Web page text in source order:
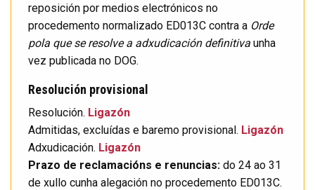
reposición por medios electrónicos no
procedemento normalizado ED013C contra a Orde
pola que se resolve a adxudicación definitiva unha
vez publicada no DOG.
Resolución provisional
Resolución. Ligazón
Admitidas, excluídas e baremo provisional. Ligazón
Adxudicación. Ligazón
Prazo de reclamacións e renuncias: do 24 ao 31
de xullo cunha alegación no procedemento ED013C.